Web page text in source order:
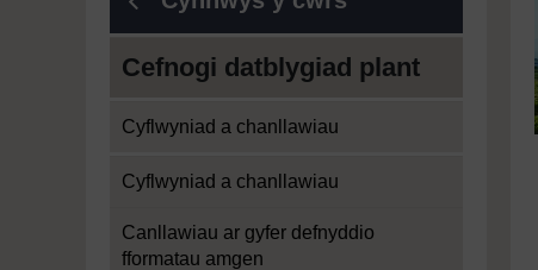
Cefnogi datblygiad plant
Cyflwyniad a chanllawiau
Cyflwyniad a chanllawiau
Canllawiau ar gyfer defnyddio
fformatau amgen